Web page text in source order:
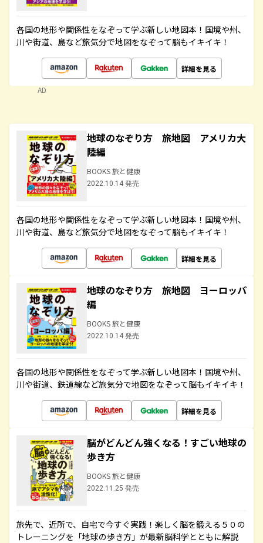
各国の地形や関係性をなぞって学ぶ新しい地図本！国境や州、
川や街道、島など旅気分で地図をなぞって脳もイキイキ！
詳細を見る
AD
地球のなぞり方 旅地図 アメリカ大
陸編
BOOKS 旅と健康
2022.10.14 発売
各国の地形や関係性をなぞって学ぶ新しい地図本！国境や州、
川や街道、島など旅気分で地図をなぞって脳もイキイキ！
詳細を見る
地球のなぞり方 旅地図 ヨーロッパ
編
BOOKS 旅と健康
2022.10.14 発売
各国の地形や関係性をなぞって学ぶ新しい地図本！国境や州、
川や街道、鉄道線など旅気分で地図をなぞって脳もイキイキ！
詳細を見る
脳がどんどん強くなる！すごい地球の
歩き方
BOOKS 旅と健康
2022.11.25 発売
旅先で、近所で、自宅で今すぐ実践！楽しく脳を鍛える５０の
トレーニングを「地球の歩き方」が最新脳科学とともに解説